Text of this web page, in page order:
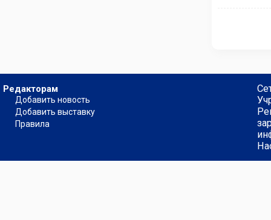
Редакторам
Добавить новость
Добавить выставку
Правила